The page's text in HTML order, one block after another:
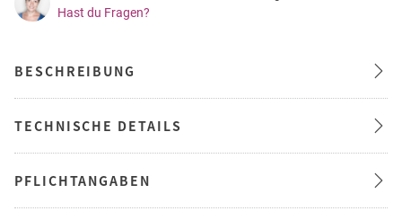
Hast du Fragen?
BESCHREIBUNG
TECHNISCHE DETAILS
PFLICHTANGABEN